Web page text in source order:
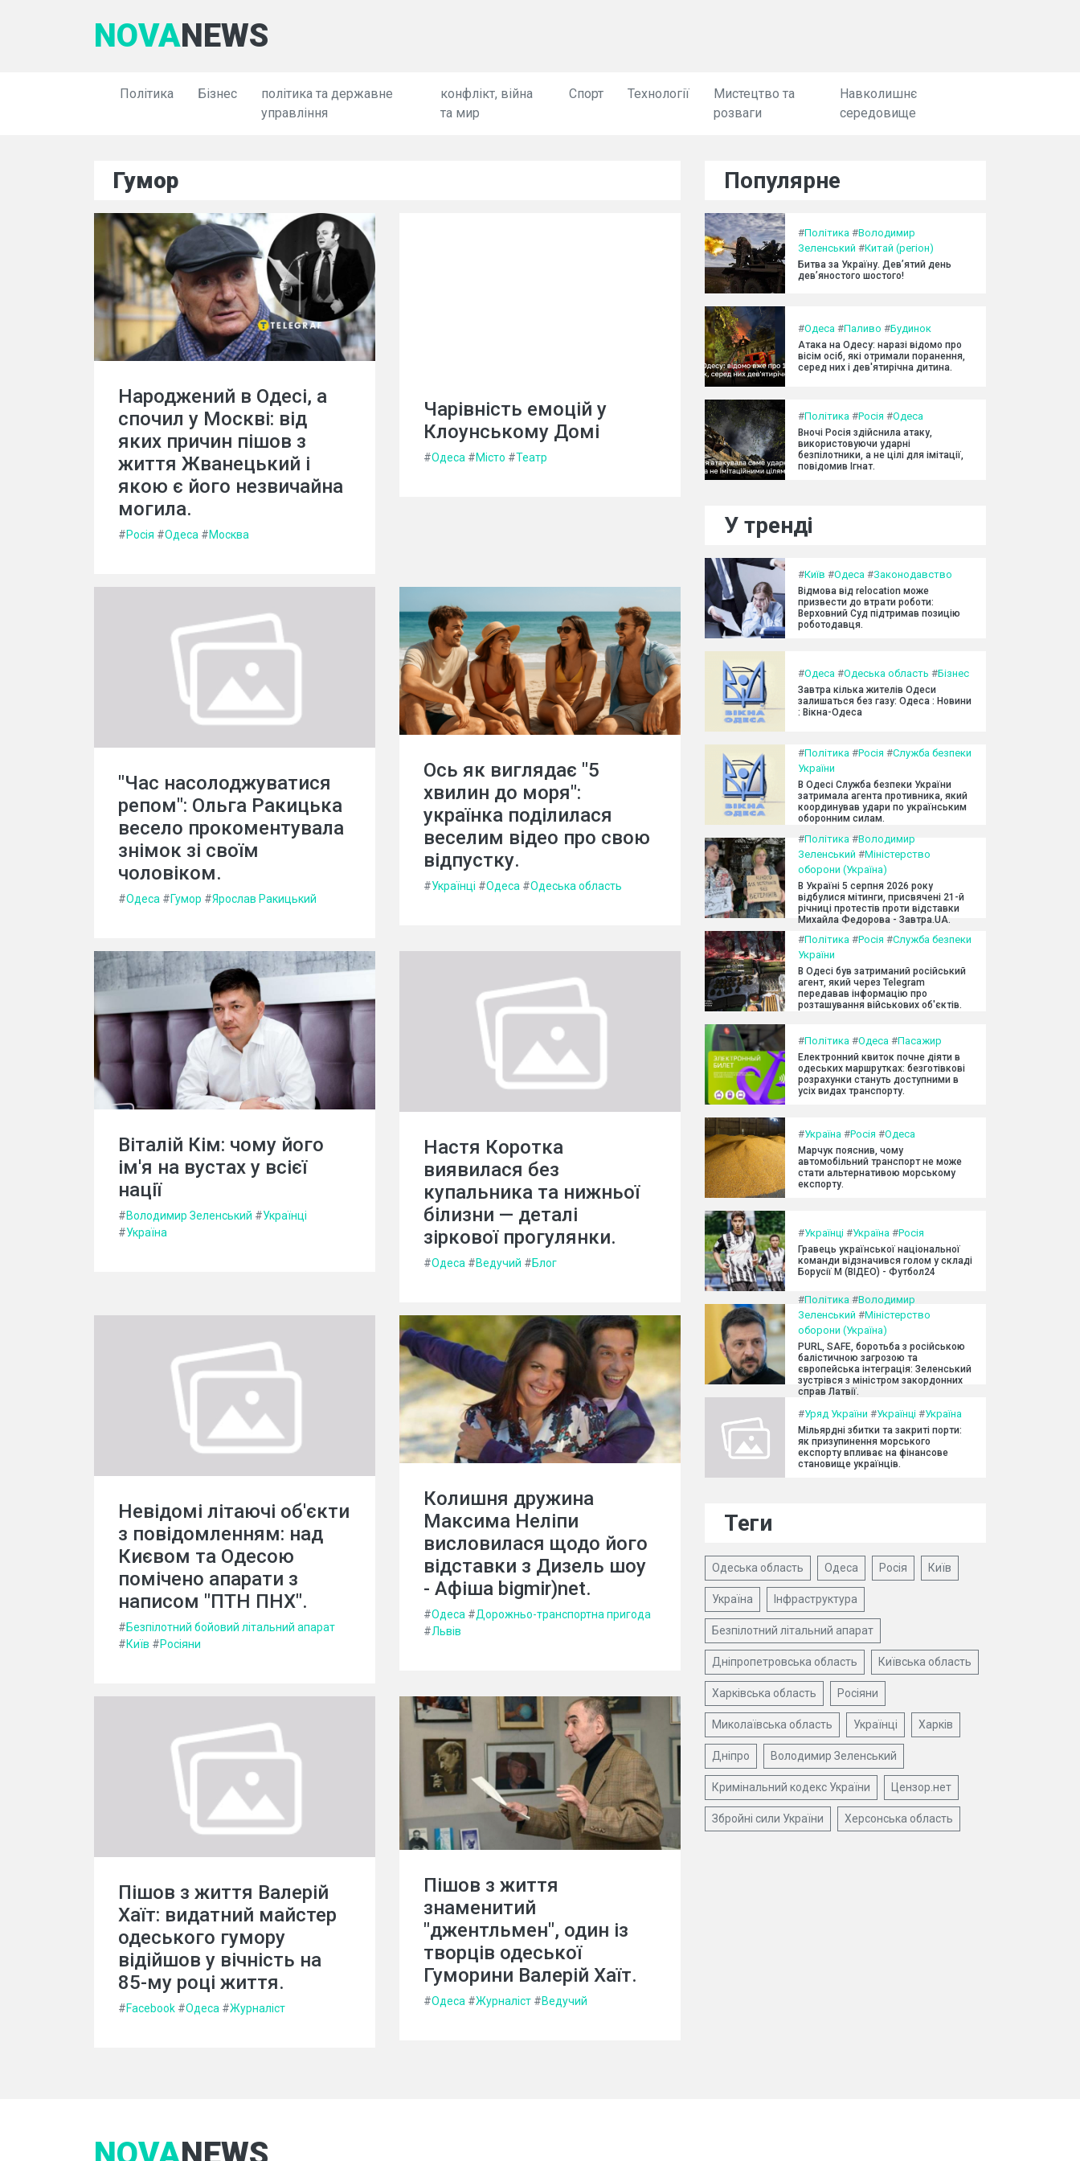
NOVANEWS
Політика Бізнес
політика та державне
управління
конфлікт, війна
та мир
Спорт Технології
Мистецтво та
розваги
Навколишнє
середовище
Гумор
Народжений в Одесі, а
спочил у Москві: від
яких причин пішов з
життя Жванецький і
якою є його незвичайна
могила.
#Росія #Одеса #Москва
Чарівність емоцій у
Клоунському Домі
#Одеса #Місто #Театр
"Час насолоджуватися
репом": Ольга Ракицька
весело прокоментувала
знімок зі своїм
чоловіком.
#Одеса #Гумор #Ярослав Ракицький
Ось як виглядає "5
хвилин до моря":
українка поділилася
веселим відео про свою
відпустку.
#Українці #Одеса #Одеська область
Віталій Кім: чому його
ім'я на вустах у всієї
нації
#Володимир Зеленський #Українці
#Україна
Настя Коротка
виявилася без
купальника та нижньої
білизни — деталі
зіркової прогулянки.
#Одеса #Ведучий #Блог
Невідомі літаючі об'єкти
з повідомленням: над
Києвом та Одесою
помічено апарати з
написом "ПТН ПНХ".
#Безпілотний бойовий літальний апарат
#Київ #Росіяни
Колишня дружина
Максима Неліпи
висловилася щодо його
відставки з Дизель шоу
- Афіша bigmir)net.
#Одеса #Дорожньо-транспортна пригода
#Львів
Пішов з життя Валерій
Хаїт: видатний майстер
одеського гумору
відійшов у вічність на
85-му році життя.
#Facebook #Одеса #Журналіст
Пішов з життя
знаменитий
"джентльмен", один із
творців одеської
Гуморини Валерій Хаїт.
#Одеса #Журналіст #Ведучий
Популярне
#Політика #Володимир
Зеленський #Китай (регіон)
Битва за Україну. Дев’ятий день
дев’яностого шостого!
#Одеса #Паливо #Будинок
Атака на Одесу: наразі відомо про
вісім осіб, які отримали поранення,
серед них і дев'ятирічна дитина.
#Політика #Росія #Одеса
Вночі Росія здійснила атаку,
використовуючи ударні
безпілотники, а не цілі для імітації,
повідомив Ігнат.
У тренді
#Київ #Одеса #Законодавство
Відмова від relocation може
призвести до втрати роботи:
Верховний Суд підтримав позицію
роботодавця.
#Одеса #Одеська область #Бізнес
Завтра кілька жителів Одеси
залишаться без газу: Одеса : Новини
: Вікна-Одеса
#Політика #Росія #Служба безпеки
України
В Одесі Служба безпеки України
затримала агента противника, який
координував удари по українським
оборонним силам.
#Політика #Володимир
Зеленський #Міністерство
оборони (Україна)
В Україні 5 серпня 2026 року
відбулися мітинги, присвячені 21-й
річниці протестів проти відставки
Михайла Федорова - Завтра.UA.
#Політика #Росія #Служба безпеки
України
В Одесі був затриманий російський
агент, який через Telegram
передавав інформацію про
розташування військових об'єктів.
#Політика #Одеса #Пасажир
Електронний квиток почне діяти в
одеських маршрутках: безготівкові
розрахунки стануть доступними в
усіх видах транспорту.
#Україна #Росія #Одеса
Марчук пояснив, чому
автомобільний транспорт не може
стати альтернативою морському
експорту.
#Українці #Україна #Росія
Гравець української національної
команди відзначився голом у складі
Борусії М (ВІДЕО) - Футбол24
#Політика #Володимир
Зеленський #Міністерство
оборони (Україна)
PURL, SAFE, боротьба з російською
балістичною загрозою та
європейська інтеграція: Зеленський
зустрівся з міністром закордонних
справ Латвії.
#Уряд України #Українці #Україна
Мільярдні збитки та закриті порти:
як призупинення морського
експорту впливає на фінансове
становище українців.
Теги
Одеська область Одеса Росія Київ
Україна Інфраструктура
Безпілотний літальний апарат
Дніпропетровська область Київська область
Харківська область Росіяни
Миколаївська область Українці Харків
Дніпро Володимир Зеленський
Кримінальний кодекс України Цензор.нет
Збройні сили України Херсонська область